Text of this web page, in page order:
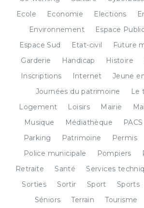
Ecole
Economie Elections
Environnement
Espace
Espace Sud
Etat-civil Future
Garderie
Handicap Histoire
Inscriptions
Internet Jeune
Journées du patrimoine
Le
Logement
Loisirs Mairie
Musique
Médiathèque PACS
Parking
Patrimoine Permis
Police municipale
Pompiers
Retraite
Santé Services
Sorties
Sortir Sport Sports
Séniors
Terrain Tourisme